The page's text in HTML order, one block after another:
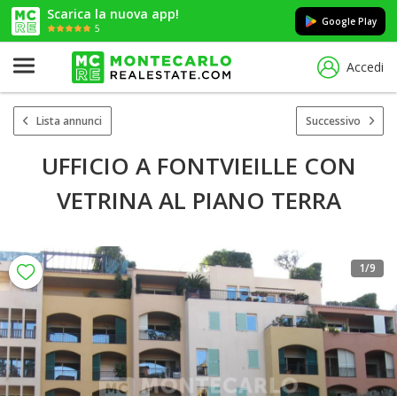
Scarica la nuova app!
5
Google Play
Accedi
Lista annunci Successivo
UFFICIO A FONTVIEILLE CON
VETRINA AL PIANO TERRA
1/9